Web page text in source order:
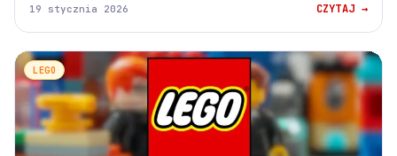
19 stycznia 2026 CZYTAJ →
LEGO